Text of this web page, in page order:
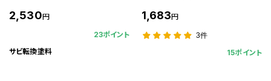
2,530円
23ポイント
サビ転換塗料
1,683円
3件
15ポイント